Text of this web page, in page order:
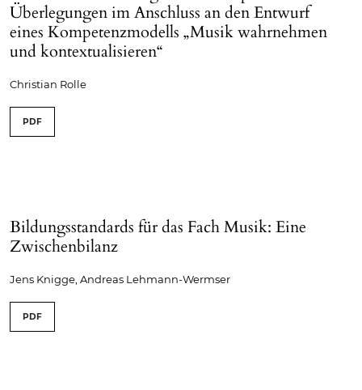
Überlegungen im Anschluss an den Entwurf
eines Kompetenzmodells „Musik wahrnehmen
und kontextualisieren“
Christian Rolle
PDF
Bildungsstandards für das Fach Musik: Eine
Zwischenbilanz
Jens Knigge, Andreas Lehmann-Wermser
PDF